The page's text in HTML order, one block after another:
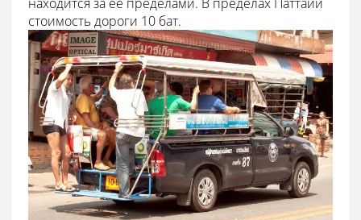
стоимость дороги 10 бат.